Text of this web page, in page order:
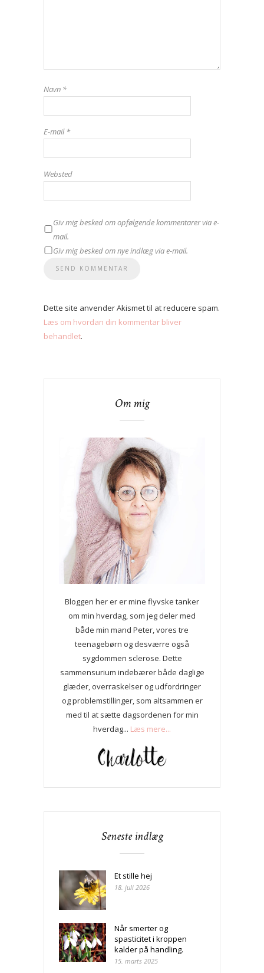
Navn *
E-mail*
Websted
Giv mig besked om opfølgende kommentarer via e-
mail.
Giv mig besked om nye indlæg via e-mail.
Dette site anvender Akismet til at reducere spam.
Læs om hvordan din kommentar bliver
behandlet.
Om mig
Bloggen her er er mine flyvske tanker
om min hverdag, som jeg deler med
både min mand Peter, vores tre
teenagebørn og desværre også
sygdommen sclerose. Dette
sammensurium indebærer både daglige
glæder, overraskelser og udfordringer
og problemstillinger, som altsammen er
med til at sætte dagsordenen for min
hverdag... Læs mere...
Seneste indlæg
Et stille hej
18. juli 2026
Når smerter og
spasticitet i kroppen
kalder på handling.
15. marts 2025